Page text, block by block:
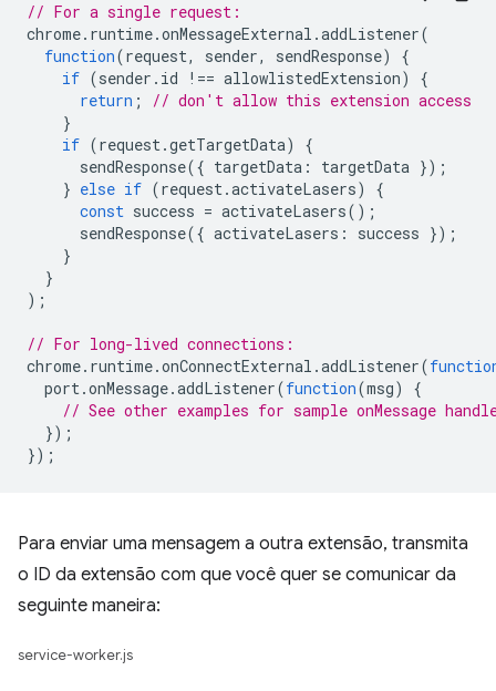
// For a single request:
chrome. runtime.onMessageExternal .addListener(
function(request, sender, sendResponse)
{
if (sender . id !== allowlistedExtension)
{
return ;
// don't allow this extension access
}
if (request.getTargetData)
{
sendResponse({ targetData : targetData });
} else if (request.activateLasers)
{
const success = activateLasers();
sendResponse({ activateLasers : success });
}
}
);
// For long-lived connections:
chrome. runtime.onConnectExternal .addListener(
port.onMessage.addListener(function(msg)
{
// See other examples for sample onMessage
});
});
Para enviar uma mensagem a outra extensão, transmita
o ID da extensão com que você quer se comunicar da
seguinte maneira:
service-worker.js